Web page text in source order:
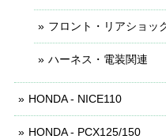
フロント・リアショッ
ハーネス・電装関連
HONDA - NICE110
HONDA - PCX125/150